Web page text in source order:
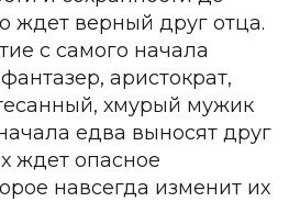
ждет верный друг отца.
с самого начала
аристократ,
хмурый мужик
едва выносят друг
ждет опасное
навсегда изменит их